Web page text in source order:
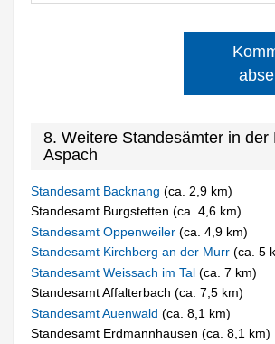
8. Weitere Standesämter in der
Aspach
Standesamt Backnang(ca. 2,9 km)
Standesamt Burgstetten (ca. 4,6 km)
Standesamt Oppenweiler(ca. 4,9 km)
Standesamt Kirchberg an der Murr(ca. 5
Standesamt Weissach im Tal(ca. 7 km)
Standesamt Affalterbach (ca. 7,5 km)
Standesamt Auenwald(ca. 8,1 km)
Standesamt Erdmannhausen (ca. 8,1 km)